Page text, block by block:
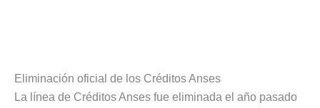
Eliminación oficial de los Créditos Anses
La línea de Créditos Anses fue eliminada el año pasado